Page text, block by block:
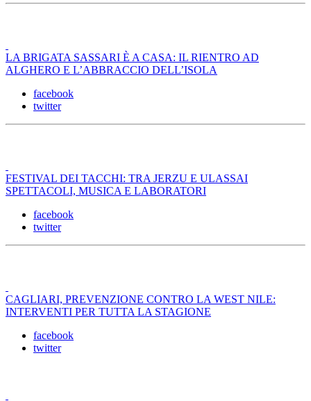
LA BRIGATA SASSARI È A CASA: IL RIENTRO AD
ALGHERO E L’ABBRACCIO DELL’ISOLA
facebook
twitter
FESTIVAL DEI TACCHI: TRA JERZU E ULASSAI
SPETTACOLI, MUSICA E LABORATORI
facebook
twitter
CAGLIARI, PREVENZIONE CONTRO LA WEST NILE:
INTERVENTI PER TUTTA LA STAGIONE
facebook
twitter